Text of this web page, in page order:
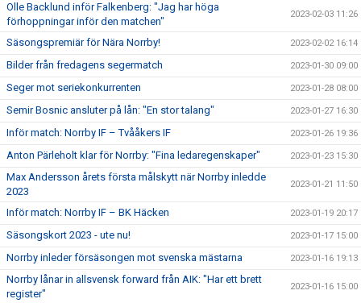
Olle Backlund inför Falkenberg: "Jag har höga
förhoppningar inför den matchen"
2023-02-03 11:26
Säsongspremiär för Nära Norrby! 2023-02-02 16:14
Bilder från fredagens segermatch 2023-01-30 09:00
Seger mot seriekonkurrenten 2023-01-28 08:00
Semir Bosnic ansluter på lån: "En stor talang" 2023-01-27 16:30
Inför match: Norrby IF – Tvååkers IF 2023-01-26 19:36
Anton Pärleholt klar för Norrby: "Fina ledaregenskaper" 2023-01-23 15:30
Max Andersson årets första målskytt när Norrby inledde
2023
2023-01-21 11:50
Inför match: Norrby IF – BK Häcken 2023-01-19 20:17
Säsongskort 2023 - ute nu! 2023-01-17 15:00
Norrby inleder försäsongen mot svenska mästarna 2023-01-16 19:13
Norrby lånar in allsvensk forward från AIK: "Har ett brett
register"
2023-01-16 15:00